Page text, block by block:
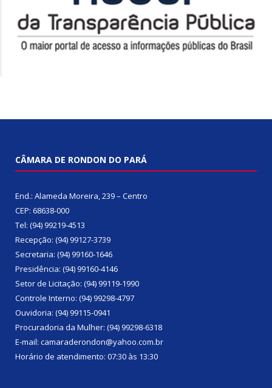
CÂMARA DE RONDON DO PARÁ
End.: Alameda Moreira, 239 – Centro
CEP: 68638-000
Tel: (94) 99219-4513
Recepção: (94) 99127-3739
Secretaria: (94) 99160-1646
Presidência: (94) 99160-4146
Setor de Licitação: (94) 99119-1990
Controle Interno: (94) 99298-4797
Ouvidoria: (94) 99115-0941
Procuradoria da Mulher: (94) 99298-6318
E-mail: camaraderondon@yahoo.com.br
Horário de atendimento: 07:30 às 13:30